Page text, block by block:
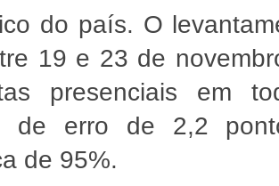
do país. O
19 e 23 de
presenciais em
de erro de 2,2
de 95%.